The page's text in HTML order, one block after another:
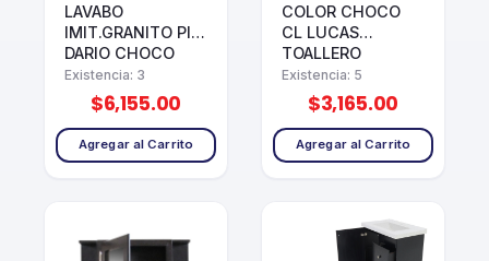
LAVABO
IMIT.GRANITO PIM
DARIO CHOCO
Existencia: 3
$6,155.00
Agregar al Carrito
COLOR CHOCO
CL LUCAS
TOALLERO
Existencia: 5
$3,165.00
Agregar al Carrito